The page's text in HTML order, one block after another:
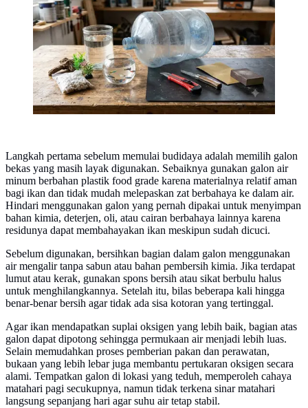
Langkah pertama sebelum memulai budidaya adalah memilih galon
bekas yang masih layak digunakan. Sebaiknya gunakan galon air
minum berbahan plastik food grade karena materialnya relatif aman
bagi ikan dan tidak mudah melepaskan zat berbahaya ke dalam air.
Hindari menggunakan galon yang pernah dipakai untuk menyimpan
bahan kimia, deterjen, oli, atau cairan berbahaya lainnya karena
residunya dapat membahayakan ikan meskipun sudah dicuci.
Sebelum digunakan, bersihkan bagian dalam galon menggunakan
air mengalir tanpa sabun atau bahan pembersih kimia. Jika terdapat
lumut atau kerak, gunakan spons bersih atau sikat berbulu halus
untuk menghilangkannya. Setelah itu, bilas beberapa kali hingga
benar-benar bersih agar tidak ada sisa kotoran yang tertinggal.
Agar ikan mendapatkan suplai oksigen yang lebih baik, bagian atas
galon dapat dipotong sehingga permukaan air menjadi lebih luas.
Selain memudahkan proses pemberian pakan dan perawatan,
bukaan yang lebih lebar juga membantu pertukaran oksigen secara
alami. Tempatkan galon di lokasi yang teduh, memperoleh cahaya
matahari pagi secukupnya, namun tidak terkena sinar matahari
langsung sepanjang hari agar suhu air tetap stabil.